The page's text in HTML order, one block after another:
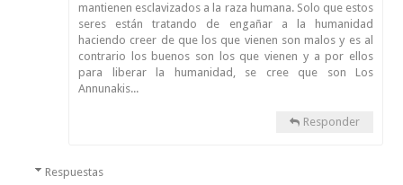
mantienen esclavizados a la raza humana. Solo que estos
seres están tratando de engañar a la humanidad
haciendo creer de que los que vienen son malos y es al
contrario los buenos son los que vienen y a por ellos
para liberar la humanidad, se cree que son Los
Annunakis...
Responder
Respuestas